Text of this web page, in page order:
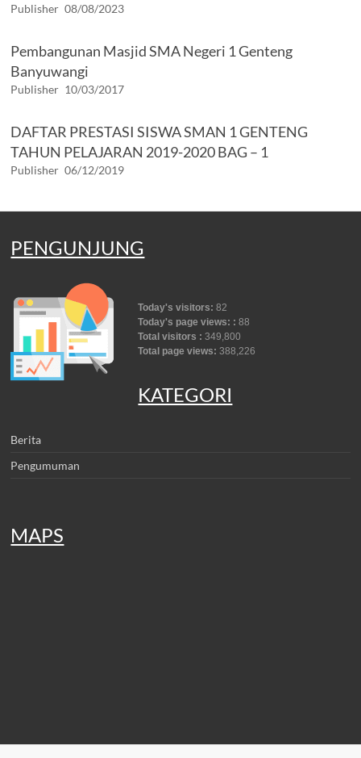
Publisher 08/08/2023
Pembangunan Masjid SMA Negeri 1 Genteng
Banyuwangi
Publisher 10/03/2017
DAFTAR PRESTASI SISWA SMAN 1 GENTENG
TAHUN PELAJARAN 2019-2020 BAG – 1
Publisher 06/12/2019
PENGUNJUNG
Today's visitors:82
Today's page views: :88
Total visitors :349,800
Total page views:388,226
KATEGORI
Berita
Pengumuman
MAPS